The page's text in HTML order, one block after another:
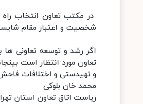
در مکتب تعاون انتخاب
شخصیت و اعتبار مقام
اگر رشد و توسعه تعاونی ها
تعاون مورد انتظار است
و تهیدستی و اختلافات فاحش
محمد خان بلوکی
ریاست اتاق تعاون استان